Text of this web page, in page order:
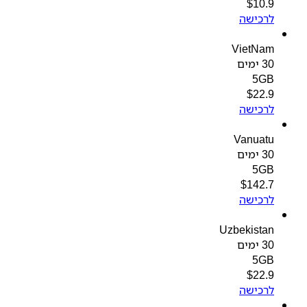
$10.9
לרכישה
VietNam
5GB
$22.9
לרכישה
Vanuatu
5GB
$142.7
לרכישה
Uzbekistan
5GB
$22.9
לרכישה